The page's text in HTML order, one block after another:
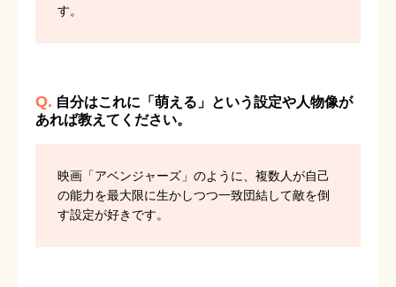
す。
Q. 自分はこれに「萌える」という設定や人物像が
あれば教えてください。
映画「アベンジャーズ」のように、複数人が自己
の能力を最大限に生かしつつ一致団結して敵を倒
す設定が好きです。